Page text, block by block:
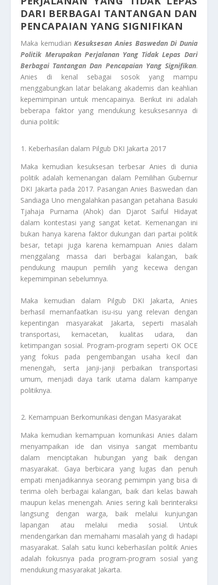
DARI BERBAGAI TANTANGAN DAN
PENCAPAIAN YANG SIGNIFIKAN
Maka kemudian Kesuksesan Anies Baswedan Di Dunia
Politik Merupakan Perjalanan Yang Tidak Lepas Dari
Berbagai Tantangan Dan Pencapaian Yang Signifikan.
Anies di kenal sebagai sosok yang mampu
menggabungkan latar belakang akademis dan keahlian
kepemimpinan untuk mencapainya. Berikut ini adalah
beberapa faktor yang mendukung kesuksesannya di
dunia politik:
Keberhasilan dalam Pilgub DKI Jakarta 2017
Maka kemudian kesuksesan terbesar Anies di dunia
politik adalah kemenangan dalam Pemilihan Gubernur
DKI Jakarta pada 2017. Pasangan Anies Baswedan dan
Sandiaga Uno mengalahkan pasangan petahana Basuki
Tjahaja Purnama (Ahok) dan Djarot Saiful Hidayat
dalam kontestasi yang sangat ketat. Kemenangan ini
bukan hanya karena faktor dukungan dari partai politik
besar, tetapi juga karena kemampuan Anies dalam
menggalang massa dari berbagai kalangan, baik
pendukung maupun pemilih yang kecewa dengan
kepemimpinan sebelumnya.
Maka kemudian dalam Pilgub DKI Jakarta, Anies
berhasil memanfaatkan isu-isu yang relevan dengan
kepentingan masyarakat Jakarta, seperti masalah
transportasi, kemacetan, kualitas udara, dan
ketimpangan sosial. Program-program seperti OK OCE
yang fokus pada pengembangan usaha kecil dan
menengah, serta janji-janji perbaikan transportasi
umum, menjadi daya tarik utama dalam kampanye
politiknya.
Kemampuan Berkomunikasi dengan Masyarakat
Maka kemudian kemampuan komunikasi Anies dalam
menyampaikan ide dan visinya sangat membantu
dalam menciptakan hubungan yang baik dengan
masyarakat. Gaya berbicara yang lugas dan penuh
empati menjadikannya seorang pemimpin yang bisa di
terima oleh berbagai kalangan, baik dari kelas bawah
maupun kelas menengah. Anies sering kali berinteraksi
langsung dengan warga, baik melalui kunjungan
lapangan atau melalui media sosial. Untuk
mendengarkan dan memahami masalah yang di hadapi
masyarakat. Salah satu kunci keberhasilan politik Anies
adalah fokusnya pada program-program sosial yang
mendukung masyarakat Jakarta.